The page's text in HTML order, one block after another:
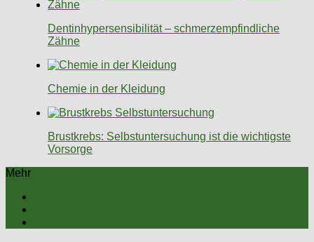
Dentinhypersensibilität – schmerzempfindliche
Zähne
Chemie in der Kleidung
Brustkrebs: Selbstuntersuchung ist die wichtigste
Vorsorge
Mehr